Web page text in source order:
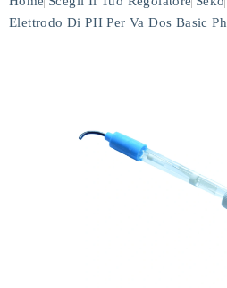
Elettrodo Di PH Per Va Dos Basic Ph